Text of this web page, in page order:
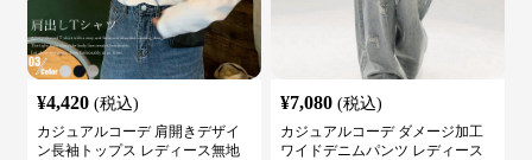
¥4,420 (税込)
カジュアルコーデ 肩開きデザイ
ン長袖トップス レディース無地
¥7,080 (税込)
カジュアルコーデ ダメージ加工
ワイドデニムパンツ レディース